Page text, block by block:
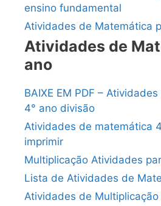
ensino fundamental
Atividades de Matemática
Atividades de
ano
BAIXE EM PDF –
4° ano divisão
Atividades de matemática
imprimir
Multiplicação Atividades
Lista de Atividades de
Atividades de